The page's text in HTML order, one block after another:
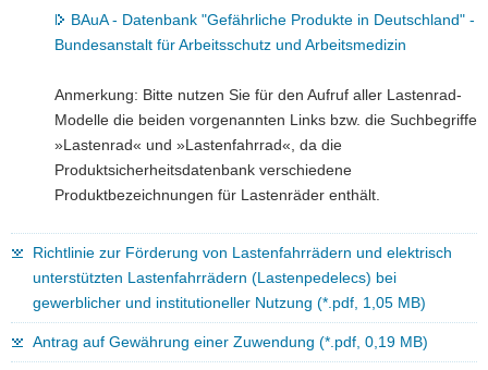
BAuA - Datenbank "Gefährliche Produkte in Deutschland" -
Bundesanstalt für Arbeitsschutz und Arbeitsmedizin
Anmerkung: Bitte nutzen Sie für den Aufruf aller Lastenrad-
Modelle die beiden vorgenannten Links bzw. die Suchbegriffe
»Lastenrad« und »Lastenfahrrad«, da die
Produktsicherheitsdatenbank verschiedene
Produktbezeichnungen für Lastenräder enthält.
Richtlinie zur Förderung von Lastenfahrrädern und elektrisch
unterstützten Lastenfahrrädern (Lastenpedelecs) bei
gewerblicher und institutioneller Nutzung (*.pdf, 1,05 MB)
Antrag auf Gewährung einer Zuwendung (*.pdf, 0,19 MB)